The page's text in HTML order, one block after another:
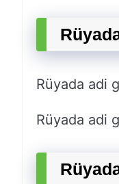
Rüyada adi
Rüyada adi